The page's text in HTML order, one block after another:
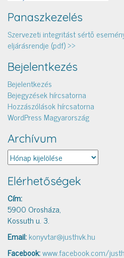
Panaszkezelés
Szervezeti integritást sértő
eljárásrendje (pdf) >>
Bejelentkezés
Bejelentkezés
Bejegyzések hírcsatorna
Hozzászólások hírcsatorna
WordPress Magyarország
Archívum
Archívum
Elérhetőségek
Cím:
5900 Orosháza,
Kossuth u. 3.
Email:konyvtar@justhvk.hu
Facebook:www.facebook.com/